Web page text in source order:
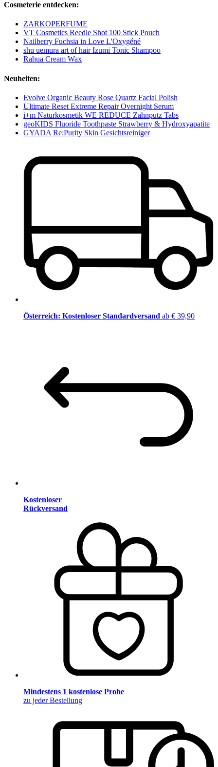
Cosmeterie entdecken:
ZARKOPERFUME
VT Cosmetics Reedle Shot 100 Stick Pouch
Nailberry Fuchsia in Love L'Oxygéné
shu uemura art of hair Izumi Tonic Shampoo
Rahua Cream Wax
Neuheiten:
Evolve Organic Beauty Rose Quartz Facial Polish
Ultimate Reset Extreme Repair Overnight Serum
i+m Naturkosmetik WE REDUCE Zahnputz Tabs
geoKIDS Fluoride Toothpaste Strawberry & Hydroxyapatite
GYADA Re:Purity Skin Gesichtsreiniger
Österreich: Kostenloser Standardversand ab € 39,90
Kostenloser
Rückversand
Mindestens 1 kostenlose Probe
zu jeder Bestellung